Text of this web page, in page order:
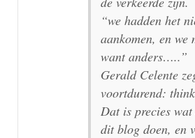
“we hadden het
aankomen, en we
want anders…..”
Gerald Celente
voortdurend:
Dat is precies wat
dit blog doen, en